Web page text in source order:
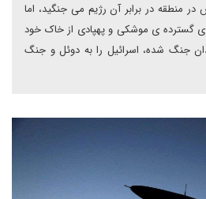
منطقه در برابر آن رژیم می جنگید، اما
ی گسترده ی موشکی و پهپادی از خاک خود
جنگ شده، اسرائیل را به دوئل و جنگ